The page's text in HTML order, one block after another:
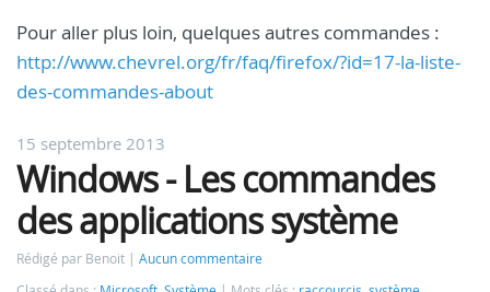
Pour aller plus loin, quelques autres commandes :
http://www.chevrel.org/fr/faq/firefox/?id=17-la-liste-
des-commandes-about
15 septembre 2013
Windows - Les commandes
des applications système
Rédigé par Benoit
Aucun commentaire